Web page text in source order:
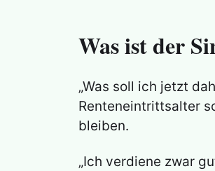
Was ist der
„Was soll ich jetzt
Renteneintrittsalter
bleiben.
„Ich verdiene zwar